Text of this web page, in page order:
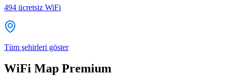
494 ücretsiz WiFi
Tüm şehirleri göster
WiFi Map Premium